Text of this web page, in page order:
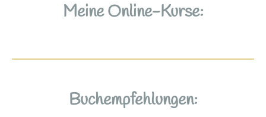
Meine Online-Kurse:
Buchempfehlungen: